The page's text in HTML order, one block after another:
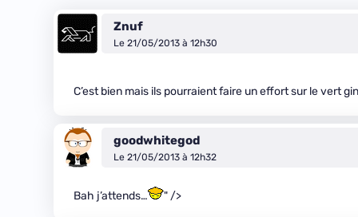
Znuf
Le 21/05/2013 à 12h30
C’est bien mais ils pourraient faire un effort sur le vert
goodwhitegod
Le 21/05/2013 à 12h32
Bah j’attends… " />